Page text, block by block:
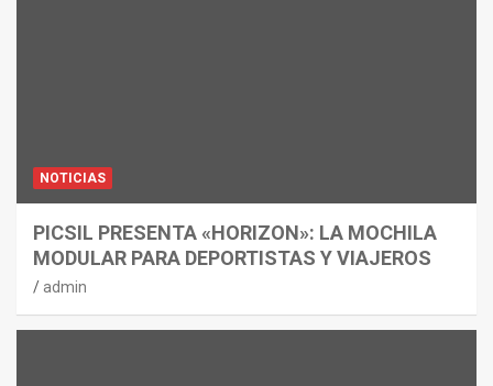
NOTICIAS
PICSIL PRESENTA «HORIZON»: LA MOCHILA
MODULAR PARA DEPORTISTAS Y VIAJEROS
admin